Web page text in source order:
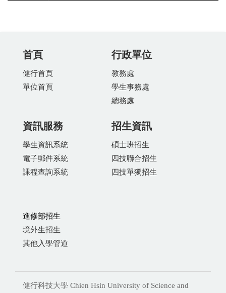
首頁
健行首頁
單位首頁
行政單位
教務處
學生事務處
總務處
資訊服務
學生資訊系統
電子郵件系統
課程查詢系統
招生資訊
碩士班招生
四技聯合招生
四技單獨招生
進修部招生
境外生招生
其他入學管道
健行科技大學 Chien Hsin University of Science and